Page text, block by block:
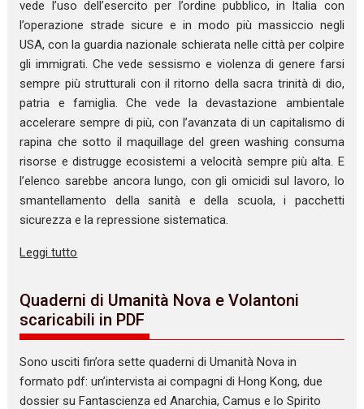
vede l’uso dell’esercito per l’ordine pubblico, in Italia con
l’operazione strade sicure e in modo più massiccio negli
USA, con la guardia nazionale schierata nelle città per colpire
gli immigrati. Che vede sessismo e violenza di genere farsi
sempre più strutturali con il ritorno della sacra trinità di dio,
patria e famiglia. Che vede la devastazione ambientale
accelerare sempre di più, con l’avanzata di un capitalismo di
rapina che sotto il maquillage del green washing consuma
risorse e distrugge ecosistemi a velocità sempre più alta. E
l’elenco sarebbe ancora lungo, con gli omicidi sul lavoro, lo
smantellamento della sanità e della scuola, i pacchetti
sicurezza e la repressione sistematica.
Leggi tutto
Quaderni di Umanità Nova e Volantoni
scaricabili in PDF
Sono usciti fin’ora sette quaderni di Umanità Nova in
formato pdf: un’intervista ai compagni di Hong Kong, due
dossier su Fantascienza ed Anarchia, Camus e lo Spirito